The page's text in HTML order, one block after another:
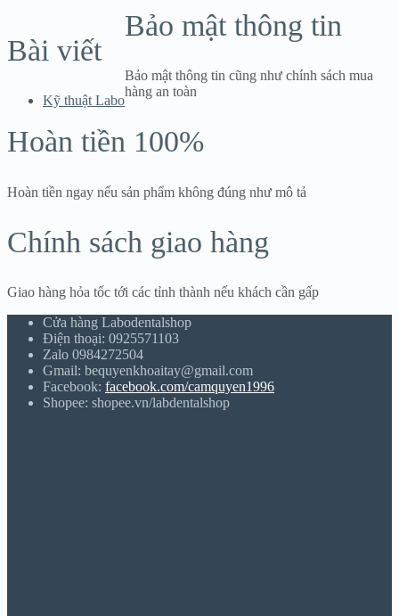
Bài viết
Kỹ thuật Labo
Bảo mật thông tin
Bảo mật thông tin cũng như chính sách mua
hàng an toàn
Hoàn tiền 100%
Hoàn tiền ngay nếu sản phẩm không đúng như mô tả
Chính sách giao hàng
Giao hàng hỏa tốc tới các tỉnh thành nếu khách cần gấp
Cửa hàng Labodentalshop
Điện thoại: 0925571103
Zalo 0984272504
Gmail: bequyenkhoaitay@gmail.com
Facebook: facebook.com/camquyen1996
Shopee: shopee.vn/labdentalshop